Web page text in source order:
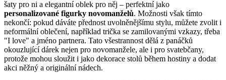
šaty pro ni a elegantní oblek pro něj – perfektní jako
personalizované figurky novomanželů. Možnosti však tímto
nekončí: pokud dáváte přednost uvolněnějšímu stylu, můžete zvolit i
neformální oblečení, například trička se zamilovanými vzkazy, třeba
"I love" a jméno partnera. Tato všestrannost dělá z panáčků
okouzlující dárek nejen pro novomanžele, ale i pro svatebčany,
protože mohou sloužit i jako dekorace stolů během hostiny a dodat
akci něžný a originální nádech.